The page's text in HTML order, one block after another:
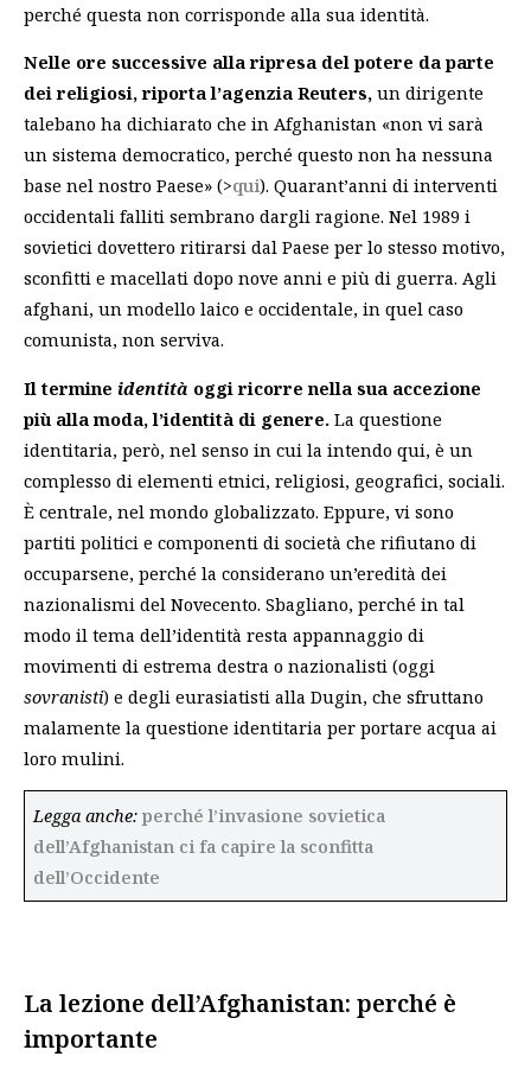
perché questa non corrisponde alla sua identità.
Nelle ore successive alla ripresa del potere da parte
dei religiosi, riporta l’agenzia Reuters, un dirigente
talebano ha dichiarato che in Afghanistan «non vi sarà
un sistema democratico, perché questo non ha nessuna
base nel nostro Paese» (>qui). Quarant’anni di interventi
occidentali falliti sembrano dargli ragione. Nel 1989 i
sovietici dovettero ritirarsi dal Paese per lo stesso motivo,
sconfitti e macellati dopo nove anni e più di guerra. Agli
afghani, un modello laico e occidentale, in quel caso
comunista, non serviva.
Il termine identità oggi ricorre nella sua accezione
più alla moda, l’identità di genere. La questione
identitaria, però, nel senso in cui la intendo qui, è un
complesso di elementi etnici, religiosi, geografici, sociali.
È centrale, nel mondo globalizzato. Eppure, vi sono
partiti politici e componenti di società che rifiutano di
occuparsene, perché la considerano un’eredità dei
nazionalismi del Novecento. Sbagliano, perché in tal
modo il tema dell’identità resta appannaggio di
movimenti di estrema destra o nazionalisti (oggi
sovranisti) e degli eurasiatisti alla Dugin, che sfruttano
malamente la questione identitaria per portare acqua ai
loro mulini.
Legga anche: perché l’invasione sovietica
dell’Afghanistan ci fa capire la sconfitta
dell’Occidente
La lezione dell’Afghanistan: perché è
importante